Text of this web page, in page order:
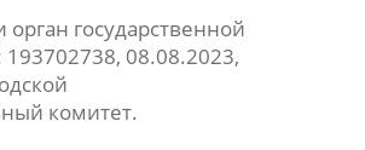
государственной
193702738, 08.08.2023,
комитет.